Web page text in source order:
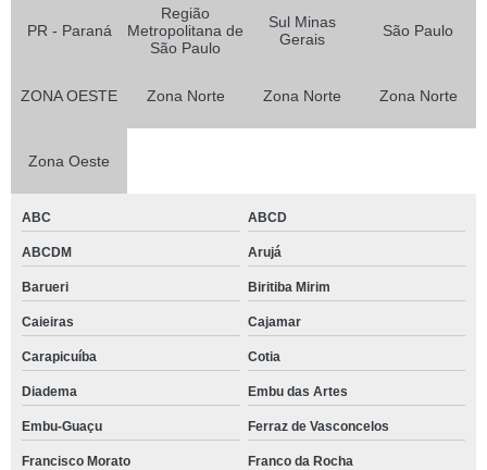
PR - Paraná
Região
Metropolitana de
São Paulo
Sul Minas
Gerais
São Paulo
ZONA OESTE Zona Norte Zona Norte Zona Norte
Zona Oeste
ABC ABCD
ABCDM Arujá
Barueri Biritiba Mirim
Caieiras Cajamar
Carapicuíba Cotia
Diadema Embu das Artes
Embu-Guaçu Ferraz de Vasconcelos
Francisco Morato Franco da Rocha